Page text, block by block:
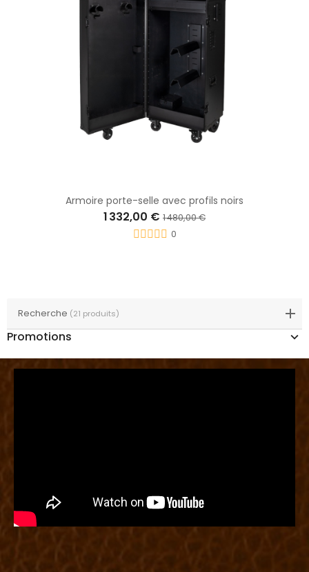
Recherche (21 produits)
Promotions
Armoire porte-selle avec profils noirs
1 332,00 € 1 480,00 €
0